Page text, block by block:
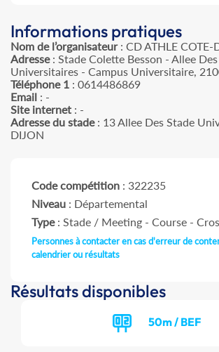
Informations pratiques
Nom de l’organisateur: CD ATHLE COTE-
Adresse: Stade Colette Besson - Allee
Universitaires - Campus Universitaire,
Téléphone 1 : 0614486869
Email : -
Site internet : -
Adresse du stade: 13 Allee Des Stade
DIJON
Code compétition : 322235
Niveau : Départemental
Type: Stade / Meeting - Course -
Personnes à contacter en cas d'erreur de
calendrier ou résultats
Résultats disponibles
50m / BEF